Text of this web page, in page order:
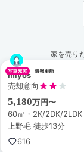
家を売り
miyos
売却意向
5,180万円〜
60㎡・2K/2DK/2LDK
上野毛 徒歩13分
616